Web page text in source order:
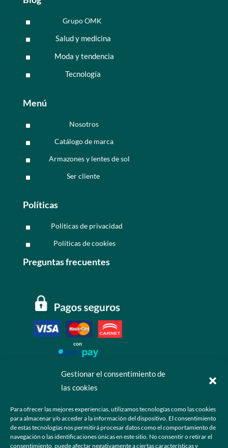
Gestionar el consentimiento de
las cookies
Para ofrecer las mejores experiencias, utilizamos tecnologías como las cookies
para almacenar y/o acceder a la información del dispositivo. El consentimiento
de estas tecnologías nos permitirá procesar datos como el comportamiento de
navegación o las identificaciones únicas en este sitio. No consentir o retirar el
consentimiento, puede afectar negativamente a ciertas características y
^ Grupo OMK
^ Salud y medicina
^ Moda y tendencia
^ Tecnología
Menú
^ Nosotros
^ Catálogo de marca
^ Armazones y lentes de sol
^ Ser cliente
Políticas
^ Politicas de privacidad
^ Políticas de cookies
Preguntas frecuentes
 +52 55 6173 7725 (Ventas)
 hola@grupo-omk.com